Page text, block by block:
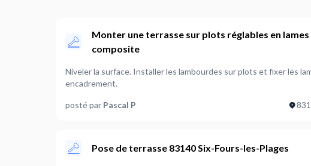
Monter une terrasse sur plots réglables en lames
composite
Niveler la surface. Installer les lambourdes sur plots et fixer les
encadrement.
posté par Pascal P
Pose de terrasse 83140 Six-Fours-les-Plages